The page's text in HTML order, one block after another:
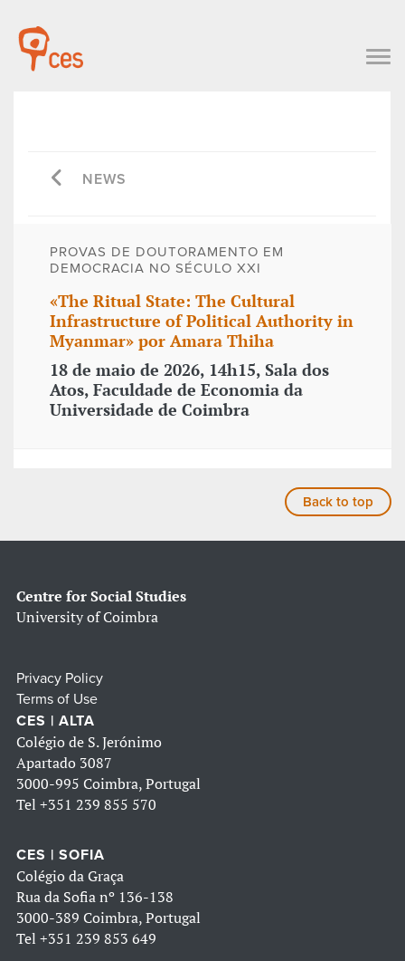
NEWS
PROVAS DE DOUTORAMENTO EM
DEMOCRACIA NO SÉCULO XXI
«The Ritual State: The Cultural
Infrastructure of Political Authority in
Myanmar» por Amara Thiha
18 de maio de 2026, 14h15, Sala dos
Atos, Faculdade de Economia da
Universidade de Coimbra
Back to top
Centre for Social Studies
University of Coimbra
Privacy Policy
Terms of Use
CES | ALTA
Colégio de S. Jerónimo
Apartado 3087
3000-995 Coimbra, Portugal
Tel +351 239 855 570
CES | SOFIA
Colégio da Graça
Rua da Sofia nº 136-138
3000-389 Coimbra, Portugal
Tel +351 239 853 649